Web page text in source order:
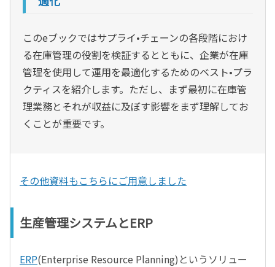
このeブックではサプライ•チェーンの各段階におけ
る在庫管理の役割を検証するとともに、企業が在庫
管理を使用して運用を最適化するためのベスト•プラ
クティスを紹介します。ただし、まず最初に在庫管
理業務とそれが収益に及ぼす影響をまず理解してお
くことが重要です。
その他資料もこちらにご用意しました
生産管理システムとERP
ERP(Enterprise Resource Planning)というソリュー